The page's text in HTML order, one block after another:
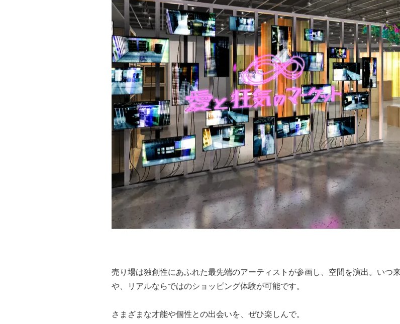
売り場は独創性にあふれた最先端のアーティストが参画し、空間を演出。いつ
や、リアルならではのショッピング体験が可能です。
さまざまな才能や個性との出会いを、ぜひ楽しんで。